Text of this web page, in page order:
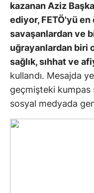
kazanan Aziz
ediyor, FETÖ'yü
savaşanlardan ve
uğrayanlardan biri
sağlık, sıhhat ve
kullandı. Mesajda
geçmişteki kumpas
sosyal medyada